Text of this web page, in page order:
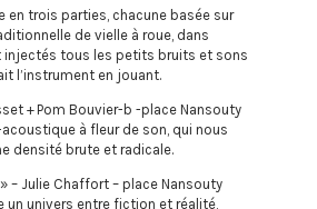
en trois parties, chacune basée sur
de vielle à roue, dans
injectés tous les petits bruits et sons
l’instrument en jouant.
+ Pom Bouvier-b -place Nansouty
à fleur de son, qui nous
densité brute et radicale.
– Julie Chaffort – place Nansouty
un univers entre fiction et réalité,